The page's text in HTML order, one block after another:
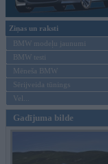
Ziņas un raksti
BMW modeļu jaunumi
BMW testi
Mēneša BMW
Sērijveida tūnings
Vel...
Gadījuma bilde